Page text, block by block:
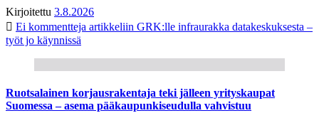
Kirjoitettu 3.8.2026
Ei kommentteja artikkeliin GRK:lle infraurakka datakeskuksesta –
työt jo käynnissä
Ruotsalainen korjausrakentaja teki jälleen yrityskaupat
Suomessa – asema pääkaupunkiseudulla vahvistuu